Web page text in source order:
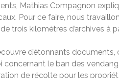
Mathias Compagnon
Pour ce faire, nous
trois kilomètres d’archives
d’étonnants
le ban des
de récolte pour les